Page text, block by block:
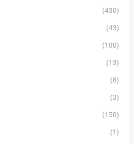
(430)
(43)
(100)
(13)
(8)
(3)
(150)
(1)